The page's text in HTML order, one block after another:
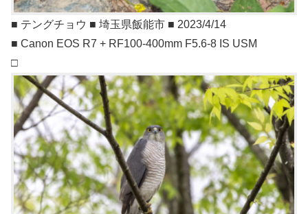
■ テングチョウ ■ 埼玉県飯能市 ■ 2023/4/14
■ Canon EOS R7 + RF100-400mm F5.6-8 IS USM
□